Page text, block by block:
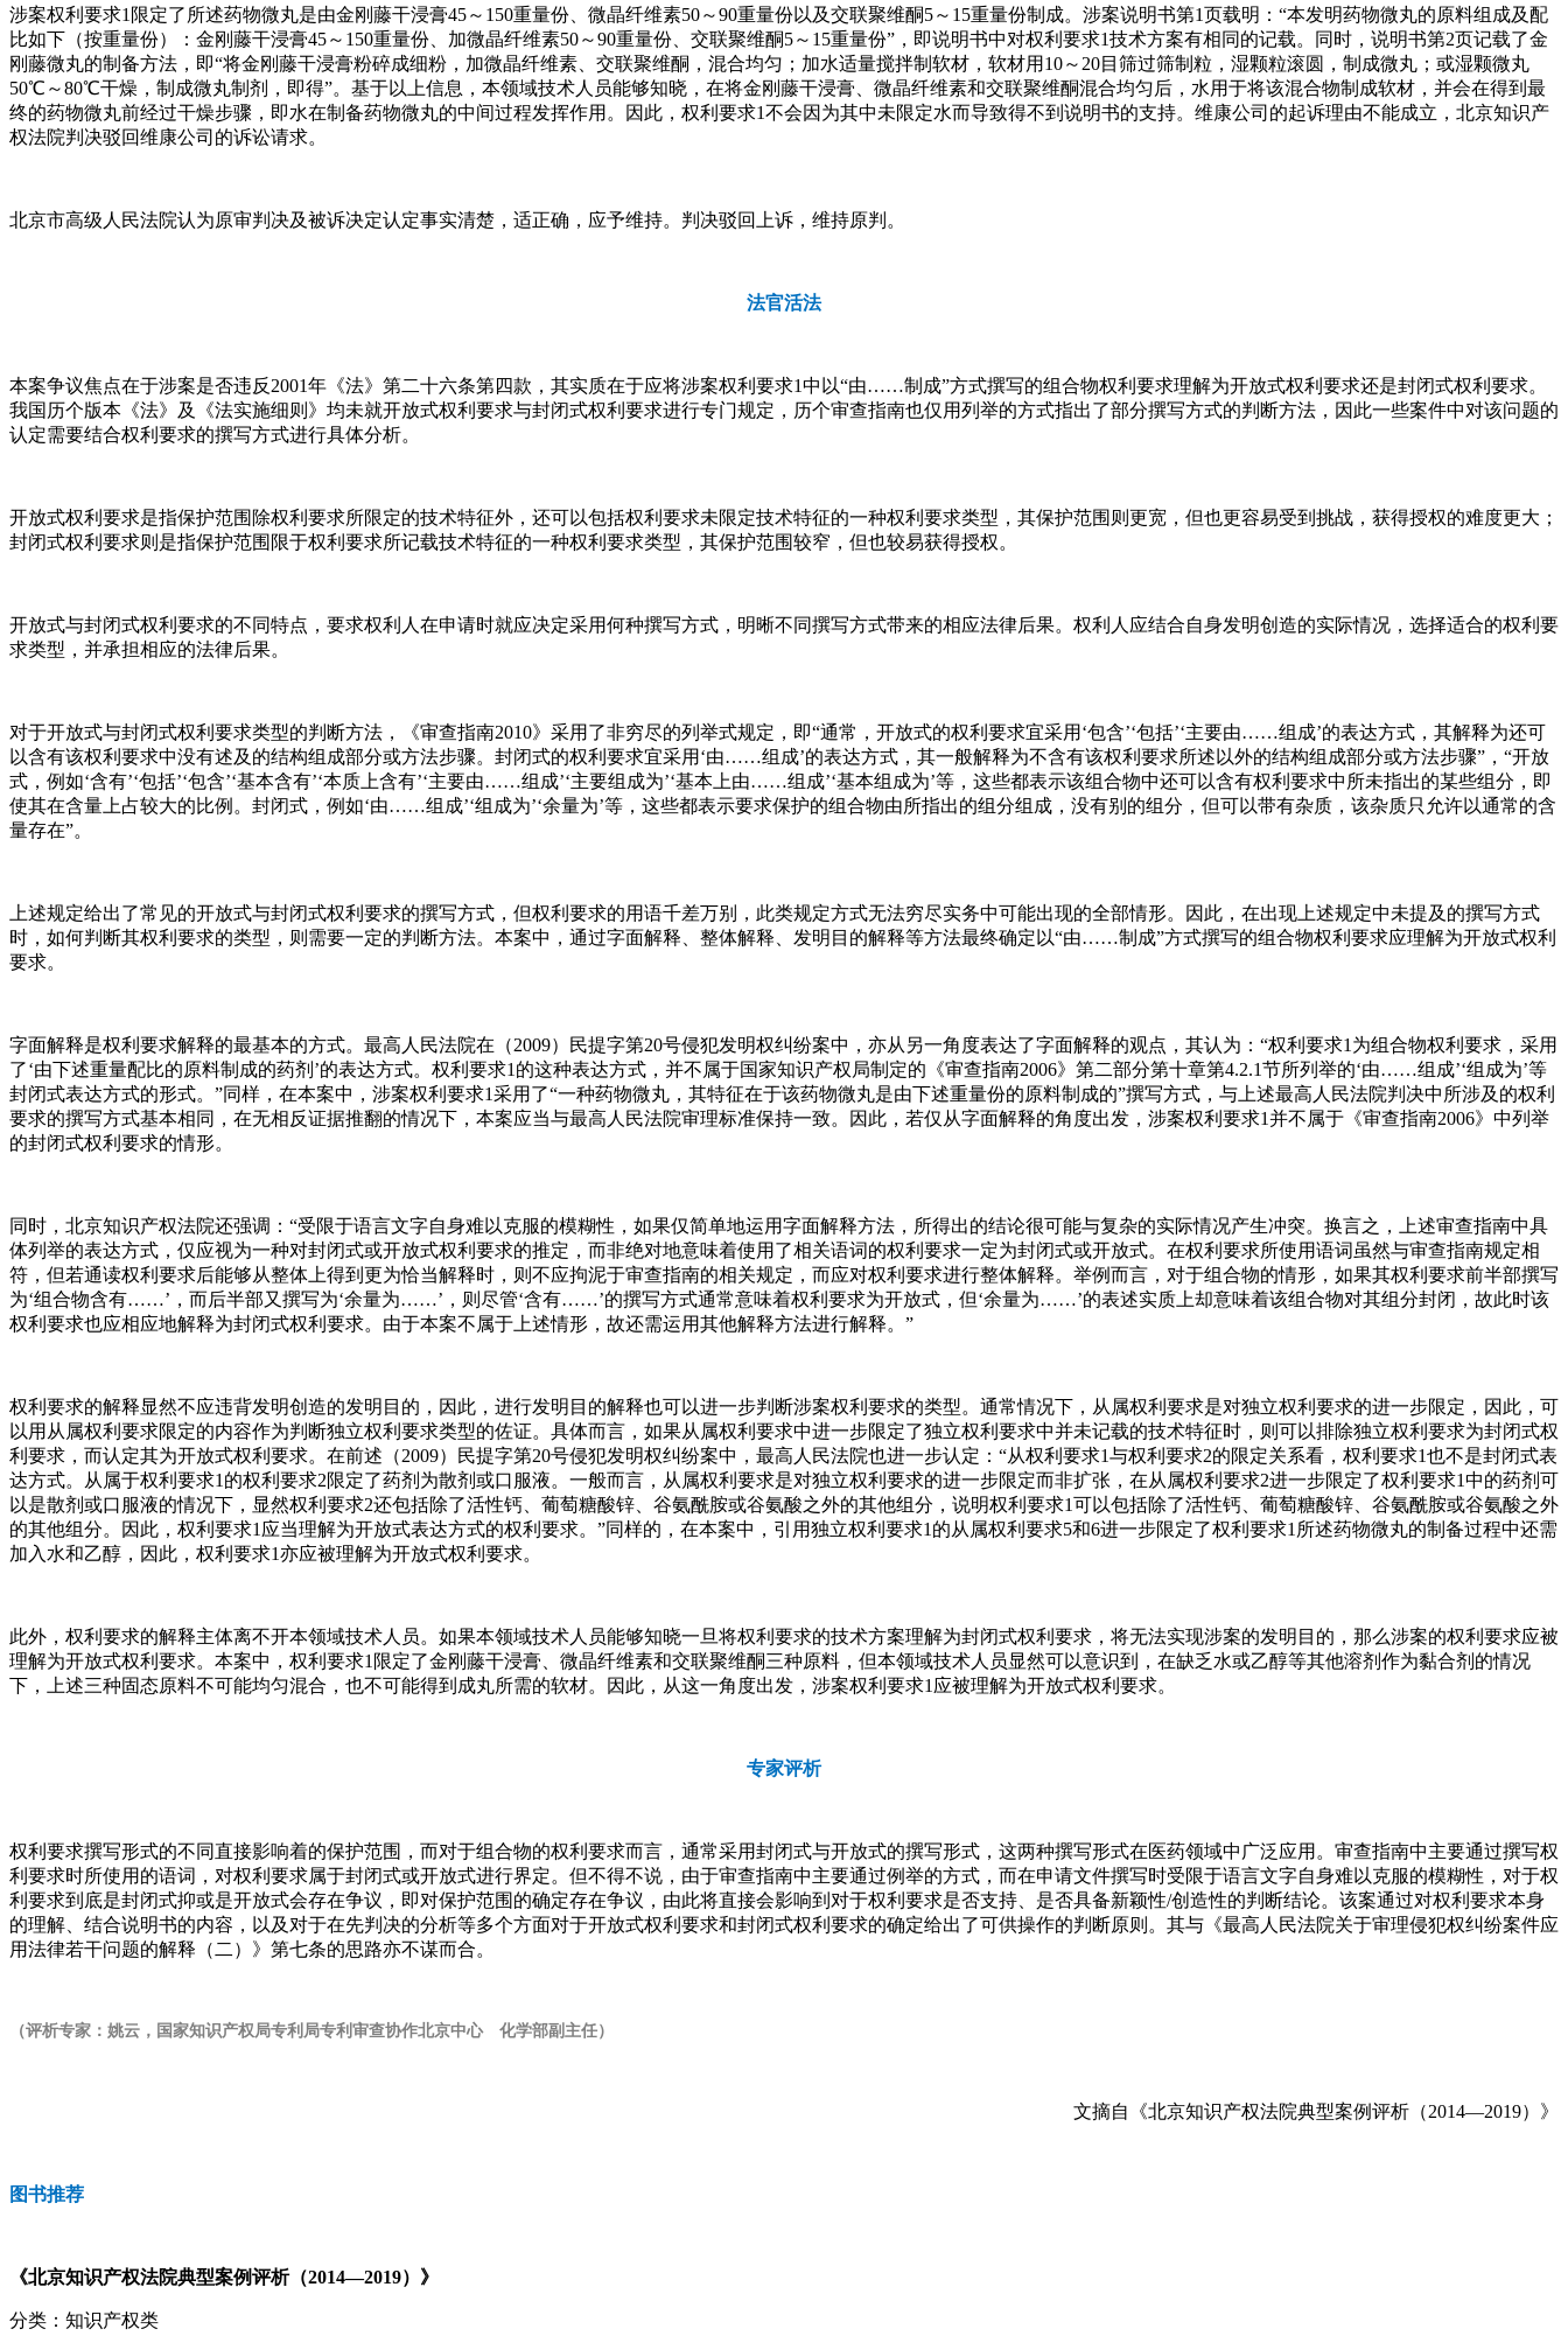
涉案权利要求1限定了所述药物微丸是由金刚藤干浸膏45～150重量份、微晶纤维素50～90重量份以及交联聚维酮5～15重量份制成。涉案说明书第1页载明：“本发明药物微丸的原料组成及配
比如下（按重量份）：金刚藤干浸膏45～150重量份、加微晶纤维素50～90重量份、交联聚维酮5～15重量份”，即说明书中对权利要求1技术方案有相同的记载。同时，说明书第2页记载了金
刚藤微丸的制备方法，即“将金刚藤干浸膏粉碎成细粉，加微晶纤维素、交联聚维酮，混合均匀；加水适量搅拌制软材，软材用10～20目筛过筛制粒，湿颗粒滚圆，制成微丸；或湿颗微丸
50℃～80℃干燥，制成微丸制剂，即得”。基于以上信息，本领域技术人员能够知晓，在将金刚藤干浸膏、微晶纤维素和交联聚维酮混合均匀后，水用于将该混合物制成软材，并会在得到最
终的药物微丸前经过干燥步骤，即水在制备药物微丸的中间过程发挥作用。因此，权利要求1不会因为其中未限定水而导致得不到说明书的支持。维康公司的起诉理由不能成立，北京知识产
权法院判决驳回维康公司的诉讼请求。
北京市高级人民法院认为原审判决及被诉决定认定事实清楚，适正确，应予维持。判决驳回上诉，维持原判。
法官活法
本案争议焦点在于涉案是否违反2001年《法》第二十六条第四款，其实质在于应将涉案权利要求1中以“由……制成”方式撰写的组合物权利要求理解为开放式权利要求还是封闭式权利要求。
我国历个版本《法》及《法实施细则》均未就开放式权利要求与封闭式权利要求进行专门规定，历个审查指南也仅用列举的方式指出了部分撰写方式的判断方法，因此一些案件中对该问题的
认定需要结合权利要求的撰写方式进行具体分析。
开放式权利要求是指保护范围除权利要求所限定的技术特征外，还可以包括权利要求未限定技术特征的一种权利要求类型，其保护范围则更宽，但也更容易受到挑战，获得授权的难度更大；
封闭式权利要求则是指保护范围限于权利要求所记载技术特征的一种权利要求类型，其保护范围较窄，但也较易获得授权。
开放式与封闭式权利要求的不同特点，要求权利人在申请时就应决定采用何种撰写方式，明晰不同撰写方式带来的相应法律后果。权利人应结合自身发明创造的实际情况，选择适合的权利要
求类型，并承担相应的法律后果。
对于开放式与封闭式权利要求类型的判断方法，《审查指南2010》采用了非穷尽的列举式规定，即“通常，开放式的权利要求宜采用‘包含’‘包括’‘主要由……组成’的表达方式，其解释为还可
以含有该权利要求中没有述及的结构组成部分或方法步骤。封闭式的权利要求宜采用‘由……组成’的表达方式，其一般解释为不含有该权利要求所述以外的结构组成部分或方法步骤”，“开放
式，例如‘含有’‘包括’‘包含’‘基本含有’‘本质上含有’‘主要由……组成’‘主要组成为’‘基本上由……组成’‘基本组成为’等，这些都表示该组合物中还可以含有权利要求中所未指出的某些组分，即
使其在含量上占较大的比例。封闭式，例如‘由……组成’‘组成为’‘余量为’等，这些都表示要求保护的组合物由所指出的组分组成，没有别的组分，但可以带有杂质，该杂质只允许以通常的含
量存在”。
上述规定给出了常见的开放式与封闭式权利要求的撰写方式，但权利要求的用语千差万别，此类规定方式无法穷尽实务中可能出现的全部情形。因此，在出现上述规定中未提及的撰写方式
时，如何判断其权利要求的类型，则需要一定的判断方法。本案中，通过字面解释、整体解释、发明目的解释等方法最终确定以“由……制成”方式撰写的组合物权利要求应理解为开放式权利
要求。
字面解释是权利要求解释的最基本的方式。最高人民法院在（2009）民提字第20号侵犯发明权纠纷案中，亦从另一角度表达了字面解释的观点，其认为：“权利要求1为组合物权利要求，采用
了‘由下述重量配比的原料制成的药剂’的表达方式。权利要求1的这种表达方式，并不属于国家知识产权局制定的《审查指南2006》第二部分第十章第4.2.1节所列举的‘由……组成’‘组成为’等
封闭式表达方式的形式。”同样，在本案中，涉案权利要求1采用了“一种药物微丸，其特征在于该药物微丸是由下述重量份的原料制成的”撰写方式，与上述最高人民法院判决中所涉及的权利
要求的撰写方式基本相同，在无相反证据推翻的情况下，本案应当与最高人民法院审理标准保持一致。因此，若仅从字面解释的角度出发，涉案权利要求1并不属于《审查指南2006》中列举
的封闭式权利要求的情形。
同时，北京知识产权法院还强调：“受限于语言文字自身难以克服的模糊性，如果仅简单地运用字面解释方法，所得出的结论很可能与复杂的实际情况产生冲突。换言之，上述审查指南中具
体列举的表达方式，仅应视为一种对封闭式或开放式权利要求的推定，而非绝对地意味着使用了相关语词的权利要求一定为封闭式或开放式。在权利要求所使用语词虽然与审查指南规定相
符，但若通读权利要求后能够从整体上得到更为恰当解释时，则不应拘泥于审查指南的相关规定，而应对权利要求进行整体解释。举例而言，对于组合物的情形，如果其权利要求前半部撰写
为‘组合物含有……’，而后半部又撰写为‘余量为……’，则尽管‘含有……’的撰写方式通常意味着权利要求为开放式，但‘余量为……’的表述实质上却意味着该组合物对其组分封闭，故此时该
权利要求也应相应地解释为封闭式权利要求。由于本案不属于上述情形，故还需运用其他解释方法进行解释。”
权利要求的解释显然不应违背发明创造的发明目的，因此，进行发明目的解释也可以进一步判断涉案权利要求的类型。通常情况下，从属权利要求是对独立权利要求的进一步限定，因此，可
以用从属权利要求限定的内容作为判断独立权利要求类型的佐证。具体而言，如果从属权利要求中进一步限定了独立权利要求中并未记载的技术特征时，则可以排除独立权利要求为封闭式权
利要求，而认定其为开放式权利要求。在前述（2009）民提字第20号侵犯发明权纠纷案中，最高人民法院也进一步认定：“从权利要求1与权利要求2的限定关系看，权利要求1也不是封闭式表
达方式。从属于权利要求1的权利要求2限定了药剂为散剂或口服液。一般而言，从属权利要求是对独立权利要求的进一步限定而非扩张，在从属权利要求2进一步限定了权利要求1中的药剂可
以是散剂或口服液的情况下，显然权利要求2还包括除了活性钙、葡萄糖酸锌、谷氨酰胺或谷氨酸之外的其他组分，说明权利要求1可以包括除了活性钙、葡萄糖酸锌、谷氨酰胺或谷氨酸之外
的其他组分。因此，权利要求1应当理解为开放式表达方式的权利要求。”同样的，在本案中，引用独立权利要求1的从属权利要求5和6进一步限定了权利要求1所述药物微丸的制备过程中还需
加入水和乙醇，因此，权利要求1亦应被理解为开放式权利要求。
此外，权利要求的解释主体离不开本领域技术人员。如果本领域技术人员能够知晓一旦将权利要求的技术方案理解为封闭式权利要求，将无法实现涉案的发明目的，那么涉案的权利要求应被
理解为开放式权利要求。本案中，权利要求1限定了金刚藤干浸膏、微晶纤维素和交联聚维酮三种原料，但本领域技术人员显然可以意识到，在缺乏水或乙醇等其他溶剂作为黏合剂的情况
下，上述三种固态原料不可能均匀混合，也不可能得到成丸所需的软材。因此，从这一角度出发，涉案权利要求1应被理解为开放式权利要求。
专家评析
权利要求撰写形式的不同直接影响着的保护范围，而对于组合物的权利要求而言，通常采用封闭式与开放式的撰写形式，这两种撰写形式在医药领域中广泛应用。审查指南中主要通过撰写权
利要求时所使用的语词，对权利要求属于封闭式或开放式进行界定。但不得不说，由于审查指南中主要通过例举的方式，而在申请文件撰写时受限于语言文字自身难以克服的模糊性，对于权
利要求到底是封闭式抑或是开放式会存在争议，即对保护范围的确定存在争议，由此将直接会影响到对于权利要求是否支持、是否具备新颖性/创造性的判断结论。该案通过对权利要求本身
的理解、结合说明书的内容，以及对于在先判决的分析等多个方面对于开放式权利要求和封闭式权利要求的确定给出了可供操作的判断原则。其与《最高人民法院关于审理侵犯权纠纷案件应
用法律若干问题的解释（二）》第七条的思路亦不谋而合。
（评析专家：姚云，国家知识产权局专利局专利审查协作北京中心 化学部副主任）
文摘自《北京知识产权法院典型案例评析（2014—2019）》
图书推荐
《北京知识产权法院典型案例评析（2014—2019）》
分类：知识产权类